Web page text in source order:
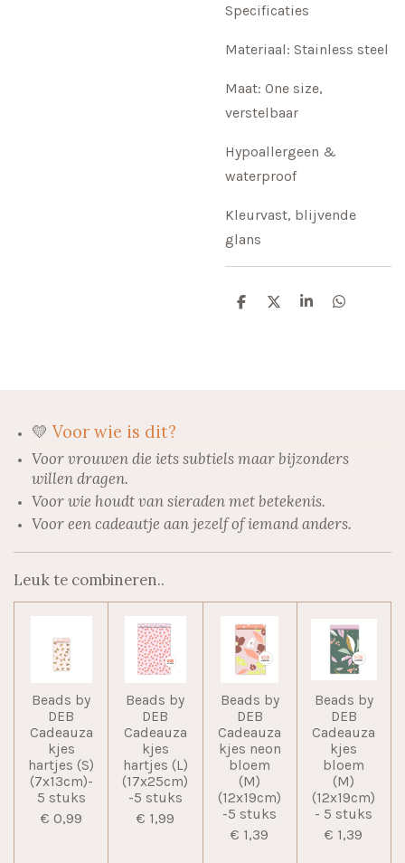
Specificaties
Materiaal: Stainless steel
Maat: One size,
verstelbaar
Hypoallergeen &
waterproof
Kleurvast, blijvende
glans
D
D
S
D
💛 Voor wie is dit?
Voor vrouwen die iets subtiels maar bijzonders
willen dragen.
Voor wie houdt van sieraden met betekenis.
Voor een cadeautje aan jezelf of iemand anders.
Leuk te combineren..
Beads by
DEB
Cadeauza
kjes
hartjes (S)
(7x13cm)-
5 stuks
€ 0,99
Beads by
DEB
Cadeauza
kjes
hartjes (L)
(17x25cm)
-5 stuks
€ 1,99
Beads by
DEB
Cadeauza
kjes neon
bloem
(M)
(12x19cm)
-5 stuks
€ 1,39
Beads by
DEB
Cadeauza
kjes
bloem
(M)
(12x19cm)
- 5 stuks
€ 1,39